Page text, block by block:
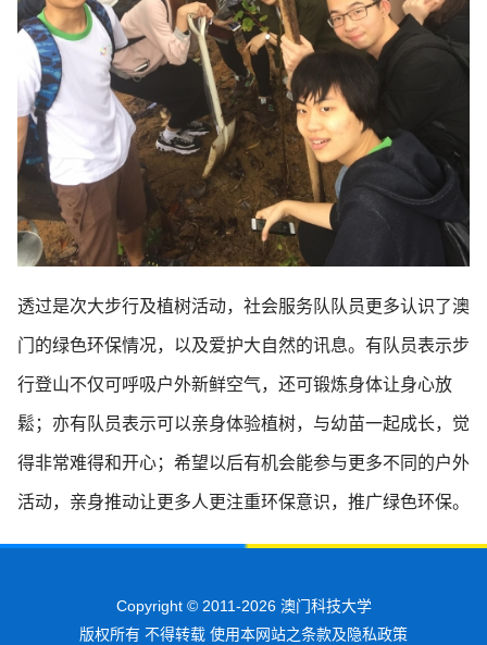
透过是次大步行及植树活动，社会服务队队员更多认识了澳
门的绿色环保情况，以及爱护大自然的讯息。有队员表示步
行登山不仅可呼吸户外新鲜空气，还可锻炼身体让身心放
鬆；亦有队员表示可以亲身体验植树，与幼苗一起成长，觉
得非常难得和开心；希望以后有机会能参与更多不同的户外
活动，亲身推动让更多人更注重环保意识，推广绿色环保。
Copyright © 2011-2026 澳门科技大学
版权所有 不得转载 使用本网站之条款及隐私政策